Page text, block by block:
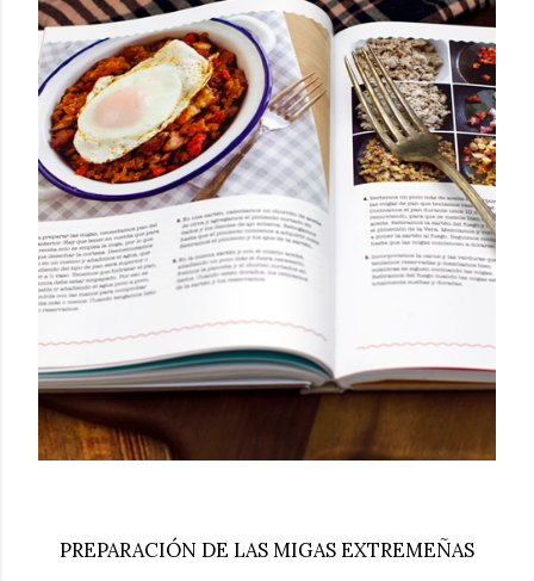
PREPARACIÓN DE LAS MIGAS EXTREMEÑAS